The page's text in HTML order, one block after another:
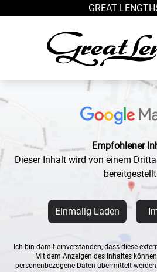
GREAT
Empfohlener
Dieser Inhalt wird von einem
Einmalig Laden
Ich bin damit einverstanden, dass diese
Mit dem Anzeigen des Inhaltes
personenbezogene Daten übermittelt